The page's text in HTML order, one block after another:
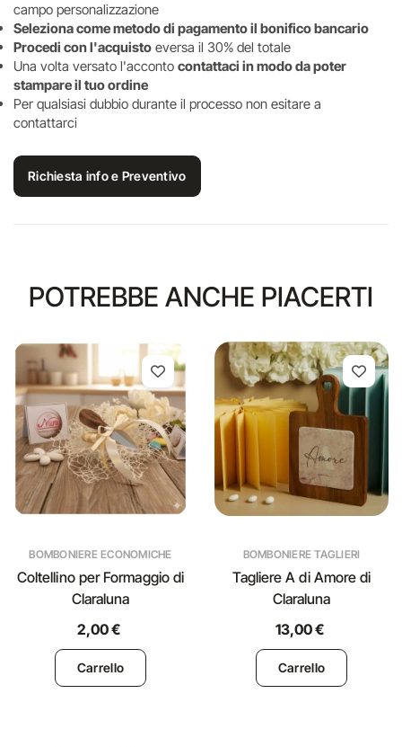
campo personalizzazione
Seleziona come metodo di pagamento il bonifico bancario
Procedi con l'acquisto eversa il 30% del totale
Una volta versato l'acconto contattaci in modo da poter
stampare il tuo ordine
Per qualsiasi dubbio durante il processo non esitare a
contattarci
Richiesta info e Preventivo
POTREBBE ANCHE PIACERTI
BOMBONIERE ECONOMICHE
Coltellino per Formaggio di
Claraluna
2,00 €
Carrello
BOMBONIERE TAGLIERI
Tagliere A di Amore di
Claraluna
13,00 €
Carrello